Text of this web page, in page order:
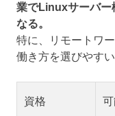
業でLinuxサーバー
なる。
特に、リモートワ
働き方を選びやすい
資格